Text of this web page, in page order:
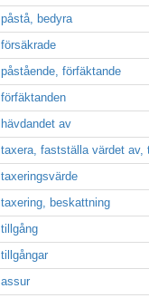
påstå, bedyra
försäkrade
påstående, förfäktande
förfäktanden
hävdandet av
taxera, fastställa värdet av,
taxeringsvärde
taxering, beskattning
tillgång
tillgångar
assur